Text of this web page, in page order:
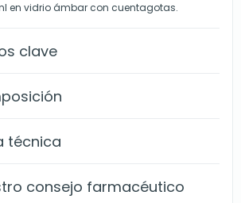
en vidrio ámbar con cuentagotas.
clave
técnica
consejo farmacéutico